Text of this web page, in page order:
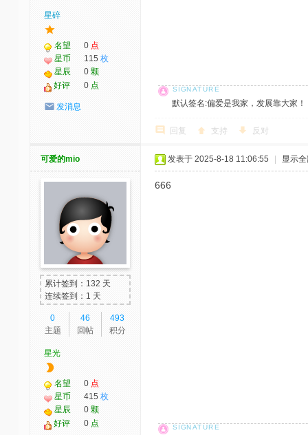
星碎
名望 0 点
星币
115 枚
星辰
0 颗
好评
0 点
发消息 默认签名:偏爱是我家，发展靠大家
回复 支持 反对
可爱的mio
累计签到：132 天
连续签到：1 天
0
主题
46
回帖
493
积分
星光
名望 0 点
星币
415 枚
星辰
0 颗
好评
0 点
发表于 2025-8-18 11:06:55 显示
666